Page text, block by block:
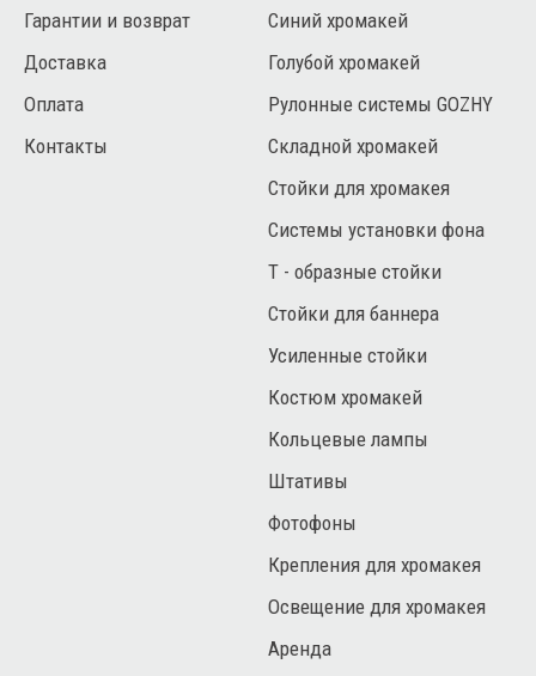
Гарантии и возврат
Доставка
Оплата
Контакты
Синий хромакей
Голубой хромакей
Рулонные системы GOZHY
Складной хромакей
Стойки для хромакея
Системы установки фона
Т - образные стойки
Стойки для баннера
Усиленные стойки
Костюм хромакей
Кольцевые лампы
Штативы
Фотофоны
Крепления для хромакея
Освещение для хромакея
Аренда